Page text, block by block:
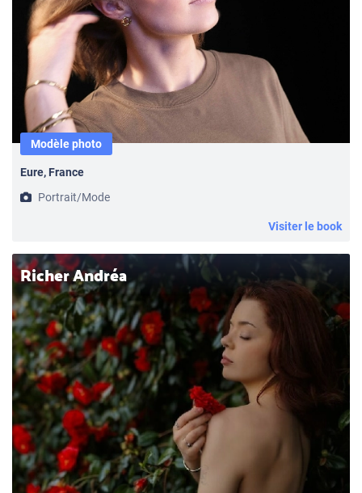
Modèle photo
Eure, France
Portrait/Mode
Visiter le book
Richer Andréa